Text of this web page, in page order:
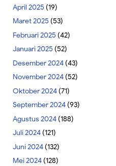
April 2025 (19)
Maret 2025 (53)
Februari 2025 (42)
Januari 2025 (52)
Desember 2024(43)
November 2024(52)
Oktober 2024(71)
September 2024(93)
Agustus 2024(188)
Juli 2024(121)
Juni 2024(132)
Mei 2024(128)